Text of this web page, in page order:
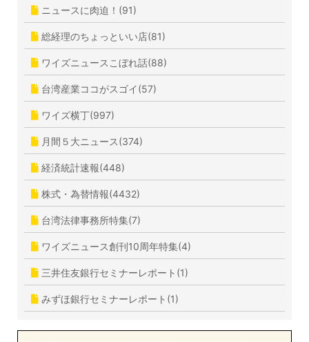
ニュースに肉迫！(91)
総経理のちょっといい店(81)
ワイズニュースこぼれ話(88)
台湾産業ココがスゴイ(57)
ワイズ横丁(997)
月間５大ニュース(374)
経済統計速報(448)
株式・為替情報(4432)
台湾法律事務所特集(7)
ワイズニュース創刊10周年特集(4)
三井住友銀行セミナーレポート(1)
みずほ銀行セミナーレポート(1)